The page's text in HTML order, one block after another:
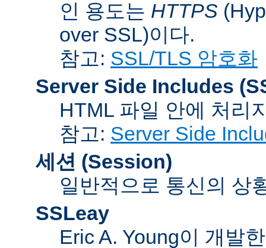
인 용도는 HTTPS
over SSL)이다.
참고: SSL/TLS 암호화
Server Side Includes
HTML 파일 안에 처리
참고: Server Side
세션 (Session)
일반적으로 통신의 상
SSLeay
Eric A. Young이 개발